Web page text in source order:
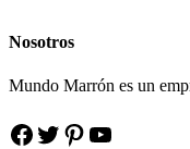
Nosotros
Mundo Marrón es un
Facebook Twitter Pinterest YouTube